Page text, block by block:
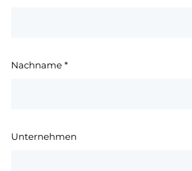
Nachname *
Unternehmen